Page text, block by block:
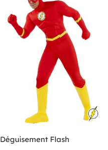
Déguisement Flash